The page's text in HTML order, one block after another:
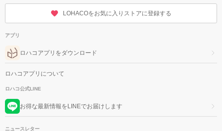
LOHACOをお気に入りストアに登録する
アプリ
ロハコアプリをダウンロード
ロハコアプリについて
ロハコ公式LINE
お得な最新情報をLINEでお届けします
ニュースレター